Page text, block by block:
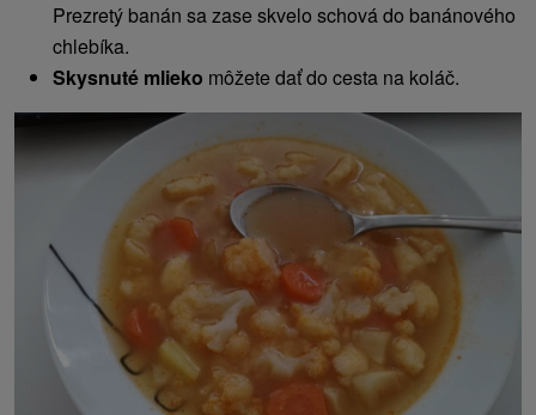
Prezretý banán sa zase skvelo schová do banánového
chlebíka.
Skysnuté mlieko môžete dať do cesta na koláč.